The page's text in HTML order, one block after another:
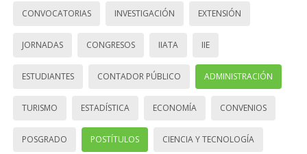
CONVOCATORIAS INVESTIGACIÓN EXTENSIÓN
JORNADAS CONGRESOS IIATA IIE
ESTUDIANTES CONTADOR PÚBLICO ADMINISTRACIÓN
TURISMO ESTADÍSTICA ECONOMÍA CONVENIOS
POSGRADO POSTÍTULOS CIENCIA Y TECNOLOGÍA